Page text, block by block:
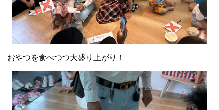
おやつを食べつつ大盛り上がり！